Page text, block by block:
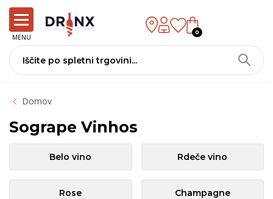
MENU
0
Domov
Sogrape Vinhos
Belo vino Rdeče vino
Rose Champagne